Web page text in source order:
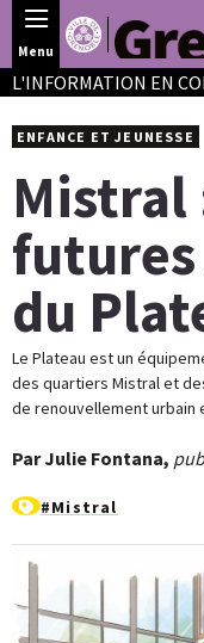
Panneau de gestion des
Menu
L'INFORMATION EN
Mistral
futures
du
Le Plateau est un
des quartiers Mistral et
de renouvellement urbain
ENFANCE ET JEUNESSE
Par Julie Fontana,
#Mistral